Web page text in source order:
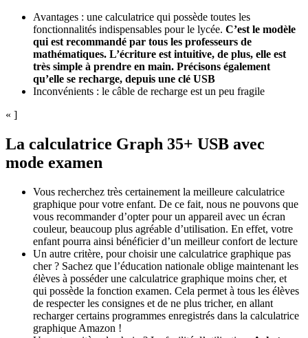
Avantages : une calculatrice qui possède toutes les
fonctionnalités indispensables pour le lycée. C’est le modèle
qui est recommandé par tous les professeurs de
mathématiques. L’écriture est intuitive, de plus, elle est
très simple à prendre en main. Précisons également
qu’elle se recharge, depuis une clé USB
Inconvénients : le câble de recharge est un peu fragile
« ]
La calculatrice Graph 35+ USB avec
mode examen
Vous recherchez très certainement la meilleure calculatrice
graphique pour votre enfant. De ce fait, nous ne pouvons que
vous recommander d’opter pour un appareil avec un écran
couleur, beaucoup plus agréable d’utilisation. En effet, votre
enfant pourra ainsi bénéficier d’un meilleur confort de lecture
Un autre critère, pour choisir une calculatrice graphique pas
cher ? Sachez que l’éducation nationale oblige maintenant les
élèves à posséder une calculatrice graphique moins cher, et
qui possède la fonction examen. Cela permet à tous les élèves
de respecter les consignes et de ne plus tricher, en allant
recharger certains programmes enregistrés dans la calculatrice
graphique Amazon !